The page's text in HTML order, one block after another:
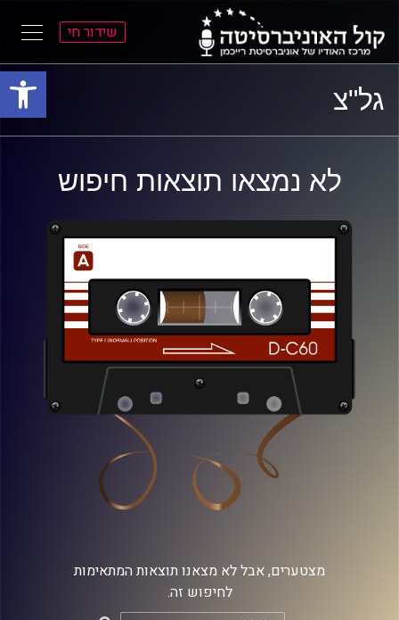
פתח
התפריט
הראשי
התוכן
הראשי
שידור חי
גל"צ
לא נמצאו תוצאות חיפוש
מצטערים, אבל לא מצאנו תוצאות המתאימות
לחיפוש זה.